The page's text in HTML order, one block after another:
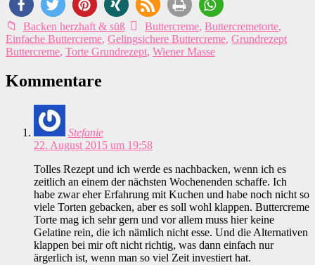
Backen herzhaft & süß Buttercreme,Buttercremetorte,
Einfache Buttercreme, Gelingsichere Buttercreme, Grundrezept
Buttercreme, Torte Grundrezept, Wiener Masse
Kommentare
Stefanie
22. August 2015 um 19:58
Tolles Rezept und ich werde es nachbacken, wenn ich es
zeitlich an einem der nächsten Wochenenden schaffe. Ich
habe zwar eher Erfahrung mit Kuchen und habe noch nicht so
viele Torten gebacken, aber es soll wohl klappen. Buttercreme
Torte mag ich sehr gern und vor allem muss hier keine
Gelatine rein, die ich nämlich nicht esse. Und die Alternativen
klappen bei mir oft nicht richtig, was dann einfach nur
ärgerlich ist, wenn man so viel Zeit investiert hat.